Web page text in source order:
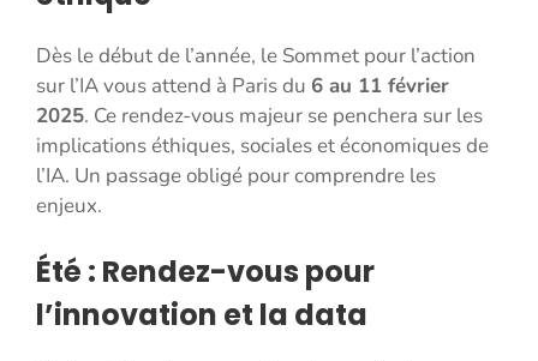
Dès le début de l’année, le Sommet pour l’action
sur l’IA vous attend à Paris du 6 au 11 février
2025. Ce rendez-vous majeur se penchera sur les
implications éthiques, sociales et économiques de
l’IA. Un passage obligé pour comprendre les
enjeux.
Été : Rendez-vous pour
l’innovation et la data